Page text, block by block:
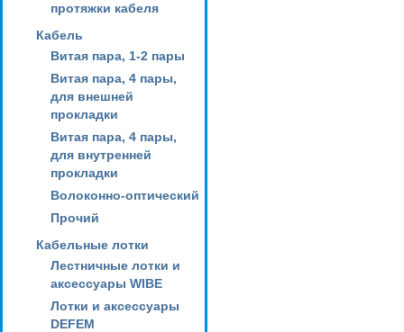
протяжки кабеля
Кабель
Витая пара, 1-2 пары
Витая пара, 4 пары,
для внешней
прокладки
Витая пара, 4 пары,
для внутренней
прокладки
Волоконно-оптический
Прочий
Кабельные лотки
Лестничные лотки и
аксессуары WIBE
Лотки и аксессуары
DEFEM